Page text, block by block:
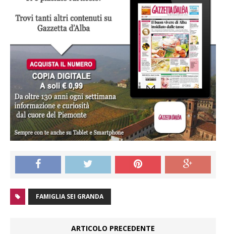
FAMIGLIA SEI GRANDA
ARTICOLO PRECEDENTE